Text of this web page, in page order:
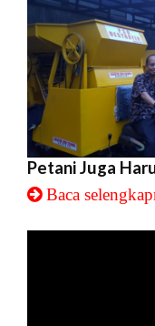
Petani Juga
Baca